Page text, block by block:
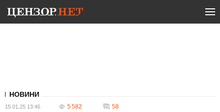
НОВИНИ
15.01.25 13:46 5 582 58